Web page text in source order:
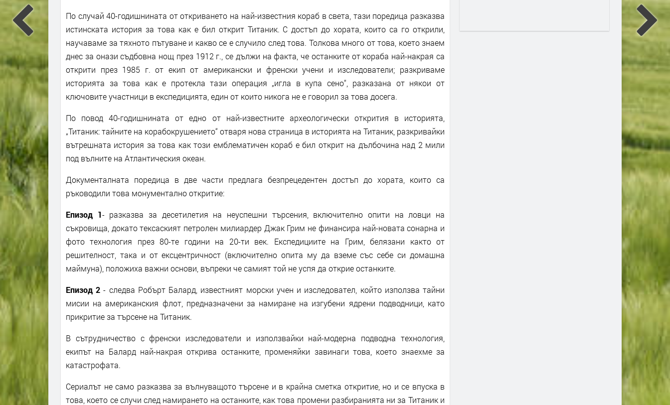
По случай 40-годишнината от откриването на най-известния кораб в света, тази поредица разказва
истинската история за това как е бил открит Титаник. С достъп до хората, които са го открили,
научаваме за тяхното пътуване и какво се е случило след това. Толкова много от това, което знаем
днес за онази съдбовна нощ през 1912 г., се дължи на факта, че останките от кораба най-накрая са
открити през 1985 г. от екип от американски и френски учени и изследователи; разкриваме
историята за това как е протекла тази операция „игла в купа сено“, разказана от някои от
ключовите участници в експедицията, един от които никога не е говорил за това досега.
По повод 40-годишнината от едно от най-известните археологически открития в историята,
„Титаник: тайните на корабокрушението“ отваря нова страница в историята на Титаник, разкривайки
вътрешната история за това как този емблематичен кораб е бил открит на дълбочина над 2 мили
под вълните на Атлантическия океан.
Документалната поредица в две части предлага безпрецедентен достъп до хората, които са
ръководили това монументално откритие:
Епизод 1- разказва за десетилетия на неуспешни търсения, включително опити на ловци на
съкровища, докато тексаският петролен милиардер Джак Грим не финансира най-новата сонарна и
фото технология през 80-те години на 20-ти век. Експедициите на Грим, белязани както от
решителност, така и от ексцентричност (включително опита му да вземе със себе си домашна
маймуна), положиха важни основи, въпреки че самият той не успя да открие останките.
Епизод 2- следва Робърт Балард, известният морски учен и изследовател, който използва тайни
мисии на американския флот, предназначени за намиране на изгубени ядрени подводници, като
прикритие за търсене на Титаник.
В сътрудничество с френски изследователи и използвайки най-модерна подводна технология,
екипът на Балард най-накрая открива останките, променяйки завинаги това, което знаехме за
катастрофата.
Сериалът не само разказва за вълнуващото търсене и в крайна сметка откритие, но и се впуска в
това, което се случи след намирането на останките, как това промени разбиранията ни за Титаник и